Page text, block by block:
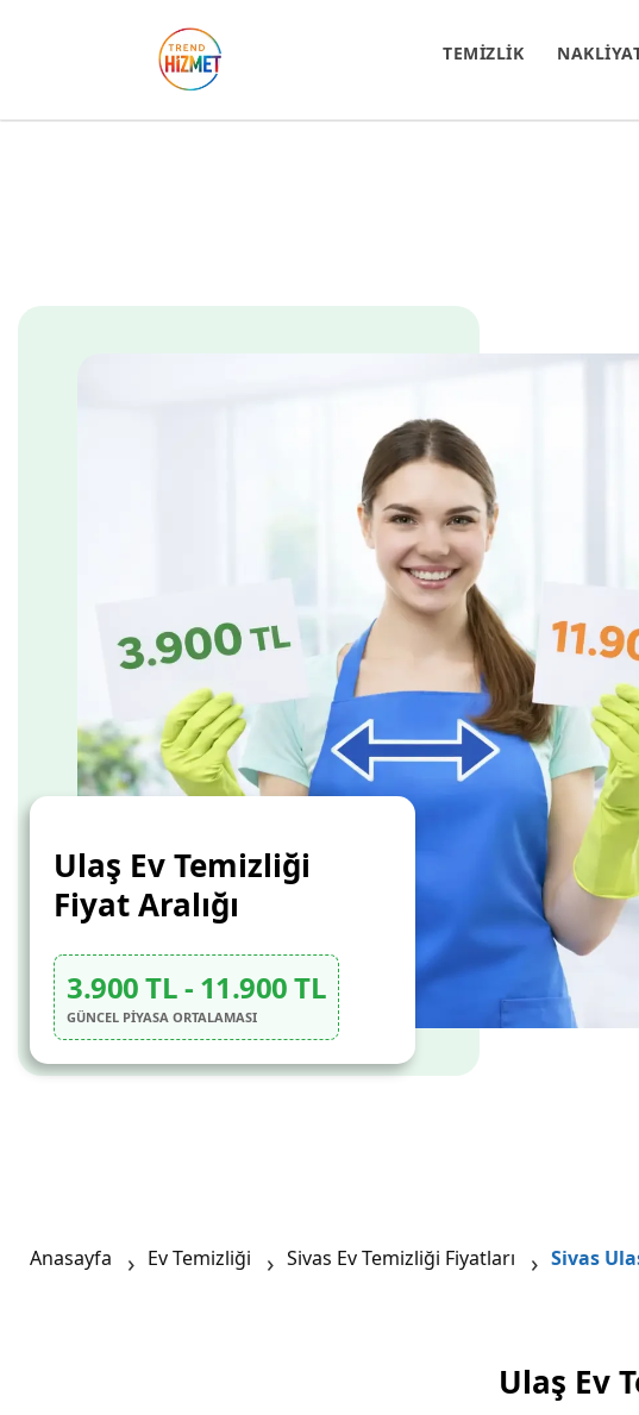
TEMİZLİK
Ulaş Ev Temizliği
Fiyat Aralığı
3.900 TL - 11.900 TL
GÜNCEL PİYASA ORTALAMASI
Anasayfa Ev Temizliği Sivas Ev Temizliği Fiyatları Sivas
Ulaş Ev